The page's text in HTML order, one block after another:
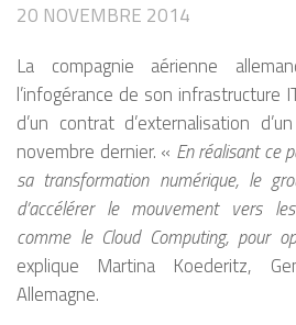
20 NOVEMBRE 2014
La compagnie aérienne
l’infogérance de son infrastructure
d’un contrat d’externalisation
novembre dernier. « En réalisant ce
sa transformation numérique, le
d’accélérer le mouvement vers
comme le Cloud Computing, pour
explique Martina Koederitz,
Allemagne.